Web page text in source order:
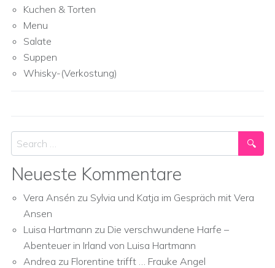
Kuchen & Torten
Menu
Salate
Suppen
Whisky-(Verkostung)
Search
Neueste Kommentare
Vera Ansén zu Sylvia und Katja im Gespräch mit Vera
Ansen
Luisa Hartmann zu Die verschwundene Harfe –
Abenteuer in Irland von Luisa Hartmann
Andrea zu Florentine trifft … Frauke Angel